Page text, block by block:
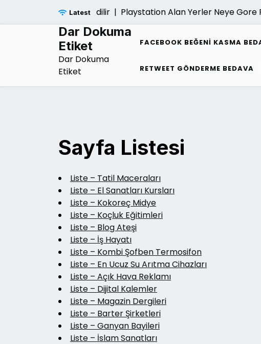
Latest
Nasil Kontrol Edilir | Playstation Alan Yerler Neye Gore
Dar Dokuma
Etiket
Dar Dokuma
Etiket
FACEBOOK BEĞENI KASMA
RETWEET GÖNDERME BEDAVA
Sayfa Listesi
Liste – Tatil Maceraları
Liste – El Sanatları Kursları
Liste – Kokoreç Midye
Liste – Koçluk Eğitimleri
Liste – Blog Ateşi
Liste – İş Hayatı
Liste – Kombi Şofben Termosifon
Liste – En Ucuz Su Arıtma Cihazları
Liste – Açık Hava Reklamı
Liste – Dijital Kalemler
Liste – Magazin Dergileri
Liste – Barter Şirketleri
Liste – Ganyan Bayileri
Liste – İslam Sanatları